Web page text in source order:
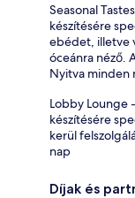
Seasonal
készítésére
ebédet, illetve
óceánra néző.
Nyitva minden
Lobby Lounge
készítésére
kerül
nap
Díjak és